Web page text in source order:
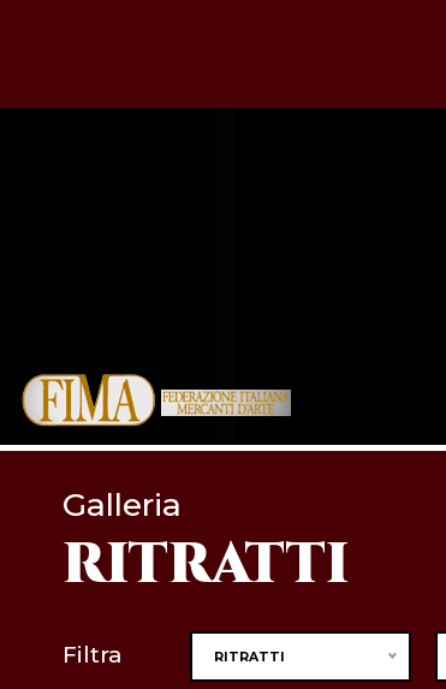
Galleria
RITRATTI
Filtra RITRATTI